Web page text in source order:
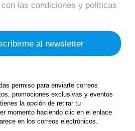
las condiciones y políticas
permiso para enviarte correos
promociones exclusivas y eventos
la opción de retirar tu
momento haciendo clic en el enlace
en los correos electrónicos.